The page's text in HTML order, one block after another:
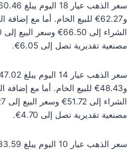
و62.27€ للبيع الخام. أما مع
مصنعية تقديرية تصل إلى 6.05€.
و48.43€ للبيع الخام. أما مع
مصنعية تقديرية تصل إلى 4.70€.